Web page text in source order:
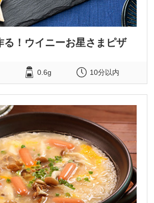
る！ウイニーお星さまピザ
0.6g 10分以内